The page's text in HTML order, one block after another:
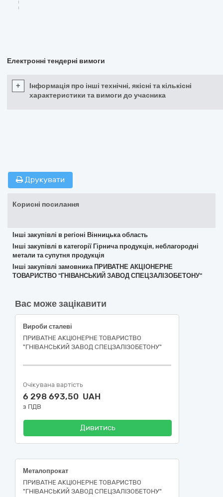
Електронні тендерні вимоги
+
Інформація про інші технічні, якісні та кількісні
характеристики та вимоги до учасника
Друкувати
Корисні посилання
Інші закупівлі в регіоні Вінницька область
Інші закупівлі в категорії Гірнича продукція, неблагородні
метали та супутня продукція
Інші закупівлі замовника ПРИВАТНЕ АКЦІОНЕРНЕ
ТОВАРИСТВО "ГНІВАНСЬКИЙ ЗАВОД СПЕЦЗАЛІЗОБЕТОНУ"
Вас може зацікавити
Вироби сталеві
ПРИВАТНЕ АКЦІОНЕРНЕ ТОВАРИСТВО
"ГНІВАНСЬКИЙ ЗАВОД СПЕЦЗАЛІЗОБЕТОНУ"
Очікувана вартість
6 298 693,50 UAH
з ПДВ
Дивитись
Металопрокат
ПРИВАТНЕ АКЦІОНЕРНЕ ТОВАРИСТВО
"ГНІВАНСЬКИЙ ЗАВОД СПЕЦЗАЛІЗОБЕТОНУ"